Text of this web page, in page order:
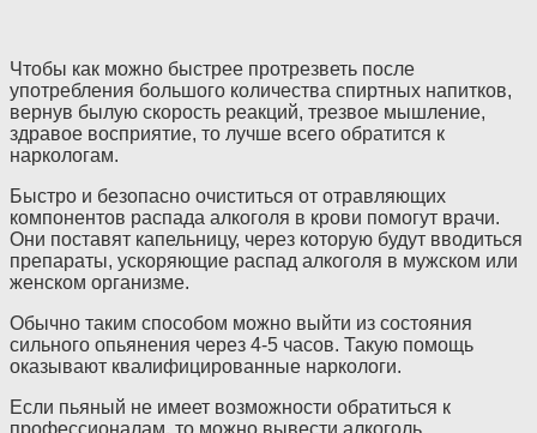
Чтобы как можно быстрее протрезветь после
употребления большого количества спиртных напитков,
вернув былую скорость реакций, трезвое мышление,
здравое восприятие, то лучше всего обратится к
наркологам.
Быстро и безопасно очиститься от отравляющих
компонентов распада алкоголя в крови помогут врачи.
Они поставят капельницу, через которую будут вводиться
препараты, ускоряющие распад алкоголя в мужском или
женском организме.
Обычно таким способом можно выйти из состояния
сильного опьянения через 4-5 часов. Такую помощь
оказывают квалифицированные наркологи.
Если пьяный не имеет возможности обратиться к
профессионалам, то можно вывести алкоголь